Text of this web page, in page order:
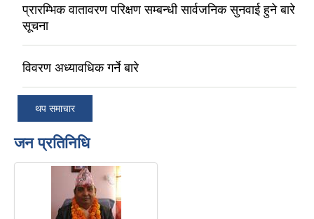
प्रारम्भिक वातावरण परिक्षण सम्बन्धी सार्वजनिक सुनवाई हुने बारे
सूचना
विवरण अध्यावधिक गर्ने बारे
थप समाचार
जन प्रतिनिधि